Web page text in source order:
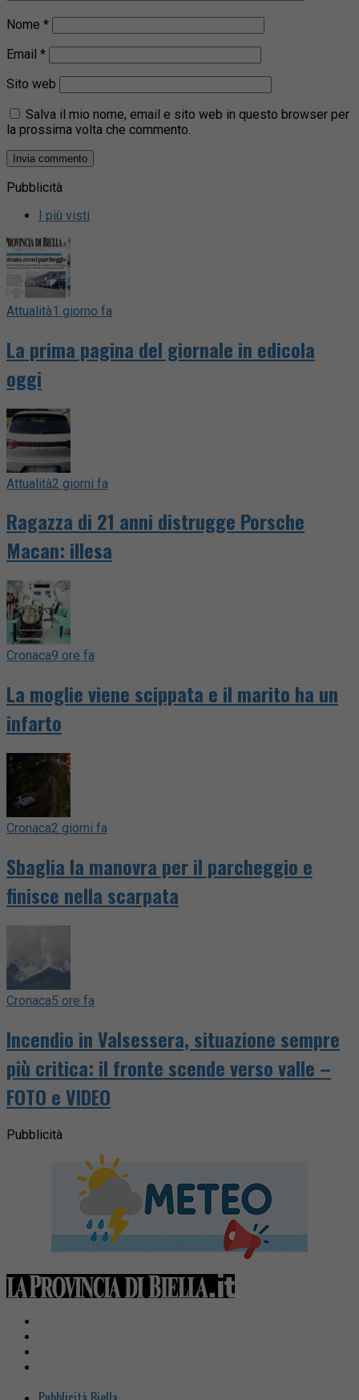
Nome *
Email *
Sito web
Salva il mio nome, email e sito web in questo browser per
la prossima volta che commento.
Pubblicità
I più visti
Attualità1 giorno fa
La prima pagina del giornale in edicola
oggi
Attualità2 giorni fa
Ragazza di 21 anni distrugge Porsche
Macan: illesa
Cronaca9 ore fa
La moglie viene scippata e il marito ha un
infarto
Cronaca2 giorni fa
Sbaglia la manovra per il parcheggio e
finisce nella scarpata
Cronaca5 ore fa
Incendio in Valsessera, situazione sempre
più critica: il fronte scende verso valle –
FOTO e VIDEO
Pubblicità